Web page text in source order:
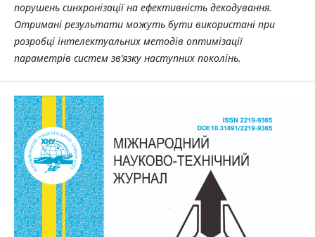
порушень синхронізації на ефективність декодування.
Отримані результати можуть бути використані при
розробці інтелектуальних методів оптимізації
параметрів систем зв’язку наступних поколінь.